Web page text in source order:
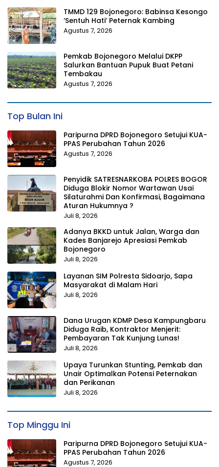
TMMD 129 Bojonegoro: Babinsa Kesongo
‘Sentuh Hati’ Peternak Kambing
Agustus 7, 2026
Pemkab Bojonegoro Melalui DKPP
Salurkan Bantuan Pupuk Buat Petani
Tembakau
Agustus 7, 2026
Top Bulan Ini
Paripurna DPRD Bojonegoro Setujui KUA-
PPAS Perubahan Tahun 2026
Agustus 7, 2026
Penyidik SATRESNARKOBA POLRES BOGOR
Diduga Blokir Nomor Wartawan Usai
Silaturahmi Dan Konfirmasi, Bagaimana
Aturan Hukumnya ?
Juli 8, 2026
Adanya BKKD untuk Jalan, Warga dan
Kades Banjarejo Apresiasi Pemkab
Bojonegoro
Juli 8, 2026
Layanan SIM Polresta Sidoarjo, Sapa
Masyarakat di Malam Hari
Juli 8, 2026
Dana Urugan KDMP Desa Kampungbaru
Diduga Raib, Kontraktor Menjerit:
Pembayaran Tak Kunjung Lunas!
Juli 8, 2026
Upaya Turunkan Stunting, Pemkab dan
Unair Optimalkan Potensi Peternakan
dan Perikanan
Juli 8, 2026
Top Minggu Ini
Paripurna DPRD Bojonegoro Setujui KUA-
PPAS Perubahan Tahun 2026
Agustus 7, 2026